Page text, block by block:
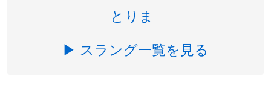
とりま
▶ スラング一覧を見る